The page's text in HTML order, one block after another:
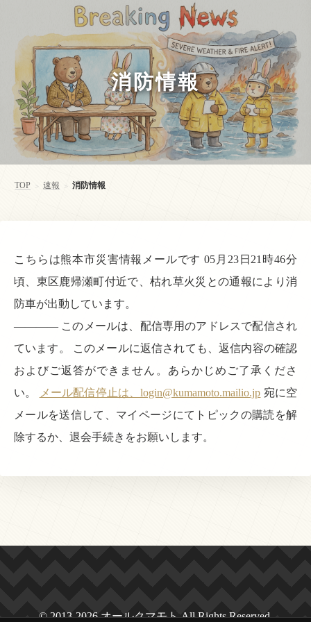
消防情報
TOP > 速報 > 消防情報
こちらは熊本市災害情報メールです 05月23日21時46分
頃、東区鹿帰瀬町付近で、枯れ草火災との通報により消
防車が出動しています。
———— このメールは、配信専用のアドレスで配信され
ています。 このメールに返信されても、返信内容の確認
およびご返答ができません。あらかじめご了承くださ
い。
メール配信停止は、login@kumamoto.mailio.jp 宛に空
メールを送信して、マイページにてトピックの購読を解
除するか、退会手続きをお願いします。
© 2013-2026 オールクマモト All Rights Reserved.